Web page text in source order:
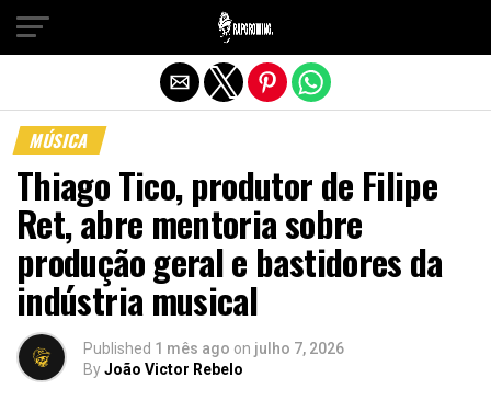
MÚSICA
Thiago Tico, produtor de Filipe
Ret, abre mentoria sobre
produção geral e bastidores da
indústria musical
Published 1 mês ago on julho 7, 2026
ByJoão Victor Rebelo
Sair da versão mobile